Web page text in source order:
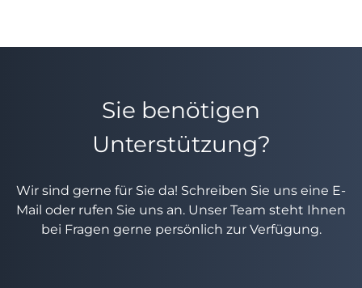
Sie benötigen
Unterstützung?
Wir sind gerne für Sie da! Schreiben Sie uns eine E-
Mail oder rufen Sie uns an. Unser Team steht Ihnen
bei Fragen gerne persönlich zur Verfügung.